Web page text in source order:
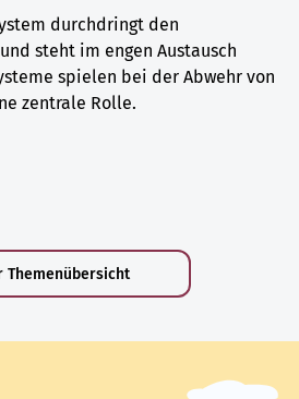
durchdringt den
steht im engen Austausch
spielen bei der Abwehr von
zentrale Rolle.
Themenübersicht